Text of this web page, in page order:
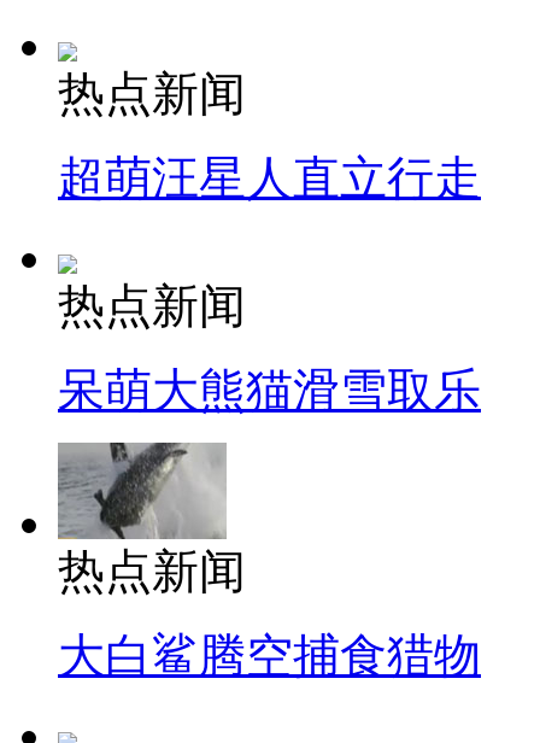
热点新闻
超萌汪星人直立行走
热点新闻
呆萌大熊猫滑雪取乐
热点新闻
大白鲨腾空捕食猎物